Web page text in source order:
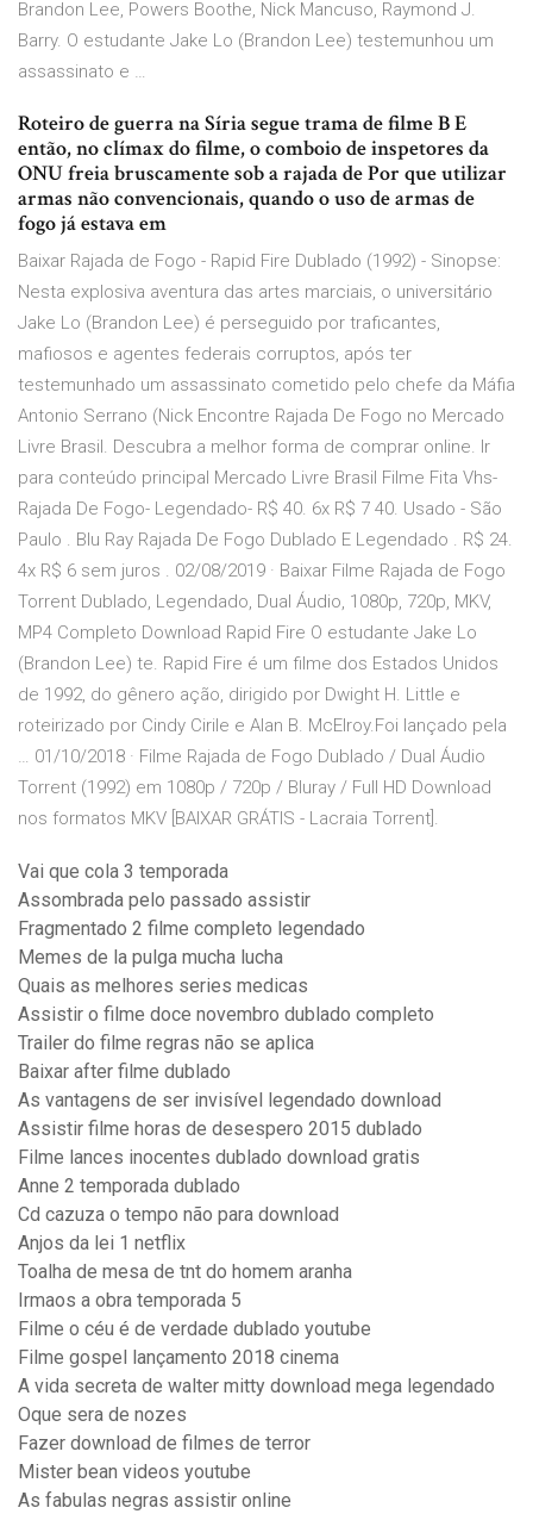
Brandon Lee, Powers Boothe, Nick Mancuso, Raymond J.
Barry. O estudante Jake Lo (Brandon Lee) testemunhou um
assassinato e …
Roteiro de guerra na Síria segue trama de filme B E
então, no clímax do filme, o comboio de inspetores da
ONU freia bruscamente sob a rajada de Por que utilizar
armas não convencionais, quando o uso de armas de
fogo já estava em
Baixar Rajada de Fogo - Rapid Fire Dublado (1992) - Sinopse:
Nesta explosiva aventura das artes marciais, o universitário
Jake Lo (Brandon Lee) é perseguido por traficantes,
mafiosos e agentes federais corruptos, após ter
testemunhado um assassinato cometido pelo chefe da Máfia
Antonio Serrano (Nick Encontre Rajada De Fogo no Mercado
Livre Brasil. Descubra a melhor forma de comprar online. Ir
para conteúdo principal Mercado Livre Brasil Filme Fita Vhs-
Rajada De Fogo- Legendado- R$ 40. 6x R$ 7 40. Usado - São
Paulo . Blu Ray Rajada De Fogo Dublado E Legendado . R$ 24.
4x R$ 6 sem juros . 02/08/2019 · Baixar Filme Rajada de Fogo
Torrent Dublado, Legendado, Dual Áudio, 1080p, 720p, MKV,
MP4 Completo Download Rapid Fire O estudante Jake Lo
(Brandon Lee) te. Rapid Fire é um filme dos Estados Unidos
de 1992, do gênero ação, dirigido por Dwight H. Little e
roteirizado por Cindy Cirile e Alan B. McElroy.Foi lançado pela
… 01/10/2018 · Filme Rajada de Fogo Dublado / Dual Áudio
Torrent (1992) em 1080p / 720p / Bluray / Full HD Download
nos formatos MKV [BAIXAR GRÁTIS - Lacraia Torrent].
Vai que cola 3 temporada
Assombrada pelo passado assistir
Fragmentado 2 filme completo legendado
Memes de la pulga mucha lucha
Quais as melhores series medicas
Assistir o filme doce novembro dublado completo
Trailer do filme regras não se aplica
Baixar after filme dublado
As vantagens de ser invisível legendado download
Assistir filme horas de desespero 2015 dublado
Filme lances inocentes dublado download gratis
Anne 2 temporada dublado
Cd cazuza o tempo não para download
Anjos da lei 1 netflix
Toalha de mesa de tnt do homem aranha
Irmaos a obra temporada 5
Filme o céu é de verdade dublado youtube
Filme gospel lançamento 2018 cinema
A vida secreta de walter mitty download mega legendado
Oque sera de nozes
Fazer download de filmes de terror
Mister bean videos youtube
As fabulas negras assistir online